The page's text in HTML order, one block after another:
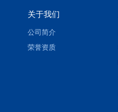
关于我们
公司简介
荣誉资质